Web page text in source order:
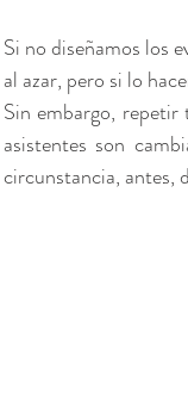
Si no diseñamos los
al azar, pero si lo
Sin embargo, repetir
asistentes son
circunstancia, antes,